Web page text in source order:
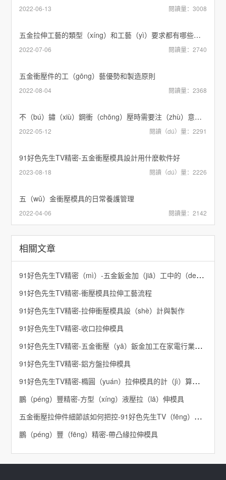
2022-06-13 閱讀量：3008
五金拉伸工藝的類型（xíng）和工藝（yì）要求都有哪些內容？
2022-07-06 閱讀量：2740
五金衝壓件的工（gōng）藝優勢和製造原則
2022-08-04 閱讀量：2368
不（bú）鏽（xiù）鋼衝（chōng）壓時需要注（zhù）意哪些問題
2022-05-12 閱讀（dú）量：2291
91好色先生TV精密-五金衝壓模具設計用什麽軟件好
2023-08-18 閱讀（dú）量：2226
五（wǔ）金衝壓模具的日常養護管理
2022-04-06 閱讀量：2142
相關文章
91好色先生TV精密（mì）-五金鈑金加（jiā）工中的（de）實踐教學與培訓（xùn）體係建立
91好色先生TV精密-衝壓模具拉伸工藝流程
91好色先生TV精密-拉伸衝壓模具設（shè）計與製作
91好色先生TV精密-收口拉伸模具
91好色先生TV精密-五金衝壓（yā）鈑金加工在家電行業的（de）應（yīng）用
91好色先生TV精密-鋁方盤拉伸模具
91好色先生TV精密-橢圓（yuán）拉伸模具的計（jì）算口（kǒu）訣
鵬（péng）豐精密-方型（xíng）液壓拉（lā）伸模具
五金衝壓拉伸件細節該如何把控-91好色先生TV（fēng）精密
鵬（péng）豐（fēng）精密-帶凸緣拉伸模具